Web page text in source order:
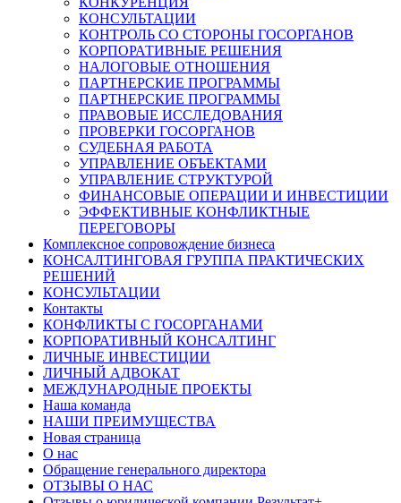
КОНСУЛЬТАЦИИ
КОНТРОЛЬ СО СТОРОНЫ ГОСОРГАНОВ
КОРПОРАТИВНЫЕ РЕШЕНИЯ
НАЛОГОВЫЕ ОТНОШЕНИЯ
ПАРТНЕРСКИЕ ПРОГРАММЫ
ПАРТНЕРСКИЕ ПРОГРАММЫ
ПРАВОВЫЕ ИССЛЕДОВАНИЯ
ПРОВЕРКИ ГОСОРГАНОВ
СУДЕБНАЯ РАБОТА
УПРАВЛЕНИЕ ОБЪЕКТАМИ
УПРАВЛЕНИЕ СТРУКТУРОЙ
ФИНАНСОВЫЕ ОПЕРАЦИИ И ИНВЕСТИЦИИ
ЭФФЕКТИВНЫЕ КОНФЛИКТНЫЕ
ПЕРЕГОВОРЫ
Комплексное сопровождение бизнеса
КОНСАЛТИНГОВАЯ ГРУППА ПРАКТИЧЕСКИХ
РЕШЕНИЙ
КОНСУЛЬТАЦИИ
Контакты
КОНФЛИКТЫ С ГОСОРГАНАМИ
КОРПОРАТИВНЫЙ КОНСАЛТИНГ
ЛИЧНЫЕ ИНВЕСТИЦИИ
ЛИЧНЫЙ АДВОКАТ
МЕЖДУНАРОДНЫЕ ПРОЕКТЫ
Наша команда
НАШИ ПРЕИМУЩЕСТВА
Новая страница
О нас
Обращение генерального директора
ОТЗЫВЫ О НАС